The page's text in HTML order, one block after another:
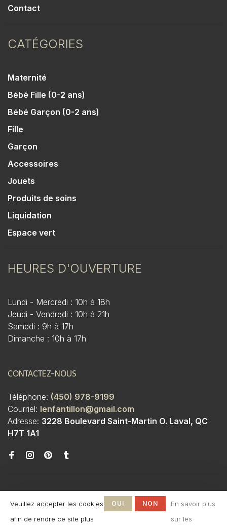
Contact
CATÉGORIES
Maternité
Bébé Fille (0-2 ans)
Bébé Garçon (0-2 ans)
Fille
Garçon
Accessoires
Jouets
Produits de soins
Liquidation
Espace vert
HEURES D'OUVERTURE
Lundi - Mercredi : 10h à 18h
Jeudi - Vendredi : 10h à 21h
Samedi : 9h à 17h
Dimanche : 10h à 17h
CONTACTEZ-NOUS
Téléphone: (450) 978-9199
Courriel: lenfantillon@gmail.com
Adresse: 3228 Boulevard Saint-Martin O. Laval, QC
H7T 1A1
© Copyright 2026 Boutique
Veuillez accepter les cookies
afin de rendre ce site plus
OUI NON
En savoir plus
sur les